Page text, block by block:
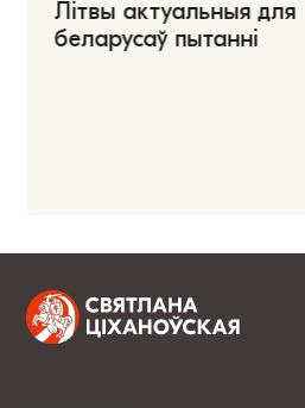
Літвы актуальныя для
беларусаў пытанні